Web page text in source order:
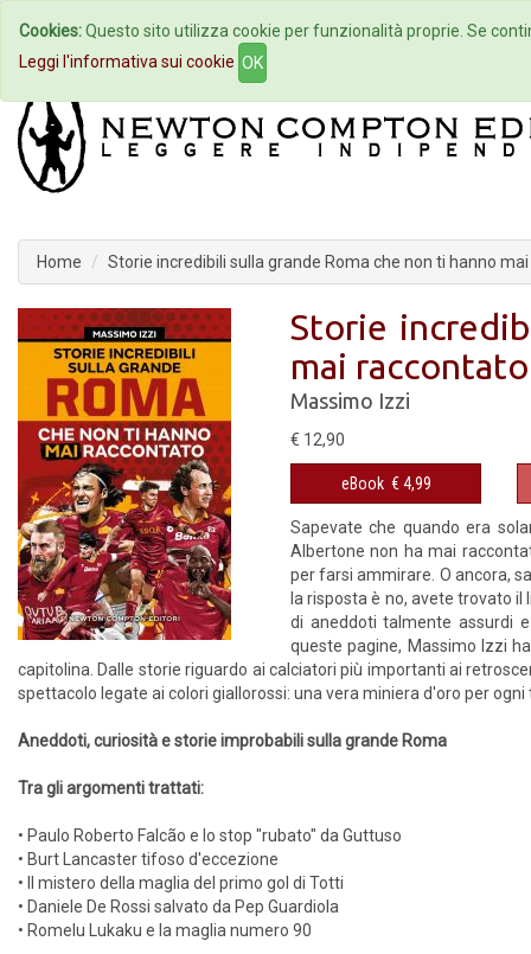
Home Autori Eventi
Home Storie incredibili sulla grande Roma che non ti hanno
Storie
mai raccontato
Massimo Izzi
€ 12,90
eBook € 4,99
Sapevate che quando era
Albertone non ha mai
per farsi ammirare. O ancora,
la risposta è no, avete trovato
di aneddoti talmente assurdi
queste pagine, Massimo Izzi
capitolina. Dalle storie riguardo ai calciatori più importanti ai
spettacolo legate ai colori giallorossi: una vera miniera d'oro per
Aneddoti, curiosità e storie improbabili sulla grande Roma
Tra gli argomenti trattati:
• Paulo Roberto Falcão e lo stop "rubato" da Guttuso
• Burt Lancaster tifoso d'eccezione
• Il mistero della maglia del primo gol di Totti
• Daniele De Rossi salvato da Pep Guardiola
• Romelu Lukaku e la maglia numero 90
Cookies:Questo sito utilizza cookie per funzionalità proprie. Se
Leggi l'informativa sui cookie OK